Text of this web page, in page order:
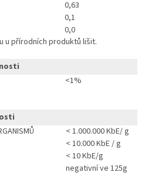
0,63
0,1
0,0
u přírodních produktů lišit.
<1%
< 1.000.000 KbE/ g
< 10.000 KbE / g
< 10 KbE/g
negativní ve 125g